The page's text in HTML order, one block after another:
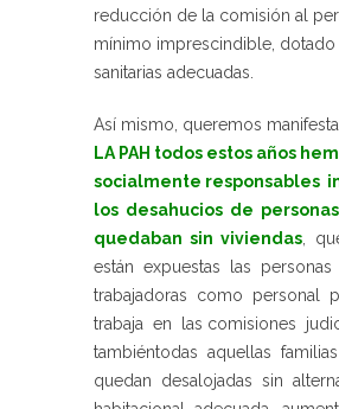
reducción de la comisión al
mínimo imprescindible, dotado
sanitarias adecuadas.
Así mismo, queremos
LA PAH todos estos años
socialmente responsables
los desahucios de
quedaban sin viviendas,
están expuestas las personas
trabajadoras como personal
trabaja en las comisiones
tambiéntodas aquellas
quedan desalojadas sin